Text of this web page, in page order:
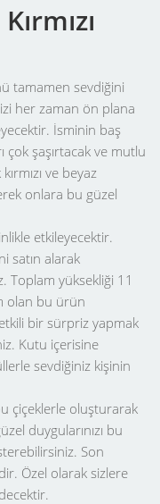
tamamen sevdiğini
her zaman ön plana
İsminin baş
çok şaşırtacak ve mutlu
ve beyaz
onlara bu güzel
etkileyecektir.
satın alarak
Toplam yüksekliği 11
olan bu ürün
bir sürpriz yapmak
Kutu içerisine
sevdiğiniz kişinin
çiçeklerle oluşturarak
duygularınızı bu
Son
Özel olarak sizlere